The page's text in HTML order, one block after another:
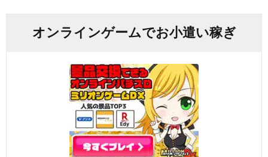
オンラインゲームでお小遣い稼ぎ